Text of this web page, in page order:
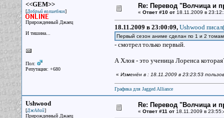
<<GEM>>
[Добрый волшебник]
Прирожденный Джаец
И тишина...
Пол:
Репутация: +680
Re: Перевод "Волчица и
« Ответ #10 от18.11.2009 в
18.11.2009 в 23:00:09, Ushwood
Первый сезон аниме сделан по 1 и 2
- смотрел только первый.
А Хлоя - это ученица Лоренса
« Изменён в : 18.11.2009 в 23:23:53
Графика для Jagged Alliance
Ushwood
[ДжАдай]
Прирожденный Джаец
Re: Перевод "Волчица и
« Ответ #11 от18.11.2009 в